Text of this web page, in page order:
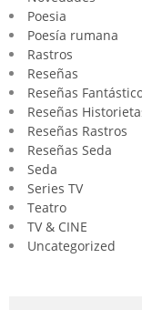
Poesia
Poesía rumana
Rastros
Reseñas
Reseñas
Reseñas
Reseñas Rastros
Reseñas Seda
Seda
Series TV
Teatro
TV & CINE
Uncategorized